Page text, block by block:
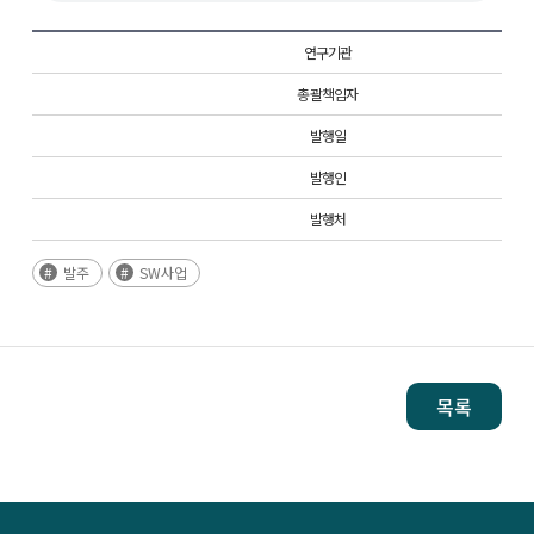
연구기관
총괄책임자
발행일
발행인
발행처
발주 SW사업
목록